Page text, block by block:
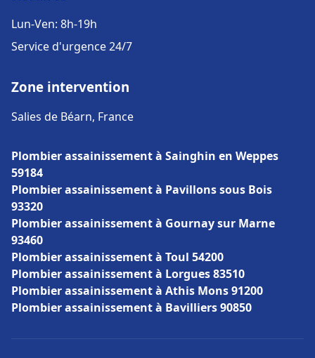
Lun-Ven: 8h-19h
Service d'urgence 24/7
Zone intervention
Salies de Béarn, France
Plombier assainissement à Sainghin en Weppes
59184
Plombier assainissement à Pavillons sous Bois
93320
Plombier assainissement à Gournay sur Marne
93460
Plombier assainissement à Toul 54200
Plombier assainissement à Lorgues 83510
Plombier assainissement à Athis Mons 91200
Plombier assainissement à Bavilliers 90850